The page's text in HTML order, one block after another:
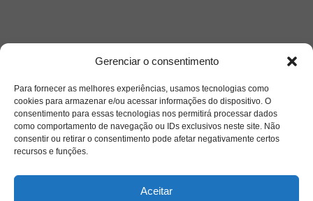
Gerenciar o consentimento
Para fornecer as melhores experiências, usamos tecnologias como
cookies para armazenar e/ou acessar informações do dispositivo. O
consentimento para essas tecnologias nos permitirá processar dados
como comportamento de navegação ou IDs exclusivos neste site. Não
consentir ou retirar o consentimento pode afetar negativamente certos
recursos e funções.
Aceitar